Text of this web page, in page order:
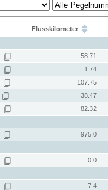
Flusskilometer
58.71
1.74
107.75
38.47
82.32
975.0
0.0
7.4